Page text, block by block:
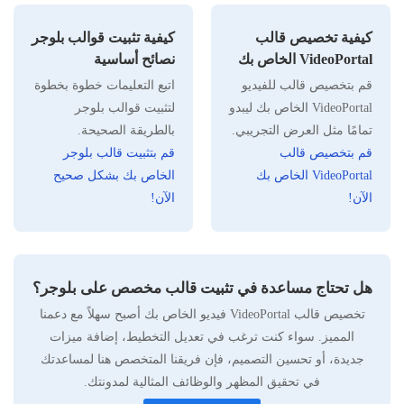
كيفية تخصيص قالب
VideoPortal الخاص بك
قم بتخصيص قالب للفيديو
VideoPortal الخاص بك ليبدو
تمامًا مثل العرض التجريبي.
قم بتخصيص قالب
VideoPortal الخاص بك
الآن!
كيفية تثبيت قوالب بلوجر
نصائح أساسية
اتبع التعليمات خطوة بخطوة
لتثبيت قوالب بلوجر
بالطريقة الصحيحة.
قم بتثبيت قالب بلوجر
الخاص بك بشكل صحيح
الآن!
هل تحتاج مساعدة في تثبيت قالب مخصص على بلوجر؟
تخصيص قالب VideoPortal فيديو الخاص بك أصبح سهلاً مع دعمنا
المميز. سواء كنت ترغب في تعديل التخطيط، إضافة ميزات
جديدة، أو تحسين التصميم، فإن فريقنا المتخصص هنا لمساعدتك
في تحقيق المظهر والوظائف المثالية لمدونتك.